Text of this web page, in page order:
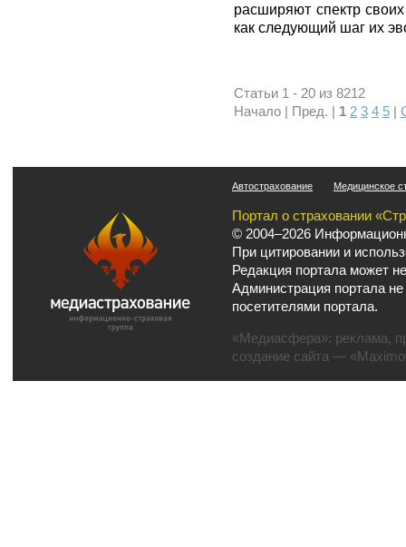
расширяют спектр
как следующий шаг их
Статьи 1 - 20 из 8212
Начало | Пред. | 1 2 3 4 5
Автострахование Медицинское
Портал о страховании
© 2004–2026
При цитировании и
Редакция портала может
Администрация портала
посетителями портала.
«Медиасфера»: реклама,
создание сайта —